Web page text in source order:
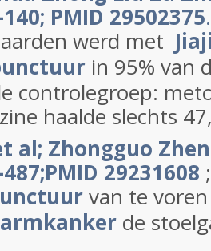
PMID 29502375.
werd met
in 95% van
controlegroep:
haalde slechts
al; Zhongguo
29231608 ;
van te
de